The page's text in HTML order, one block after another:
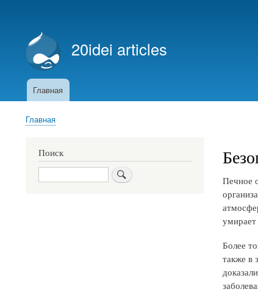
учётной
записи
пользователя
20idei articles
Основная
Главная
Строка
Главная
Печное
умирает
Более
также в
Поиск
Поиск